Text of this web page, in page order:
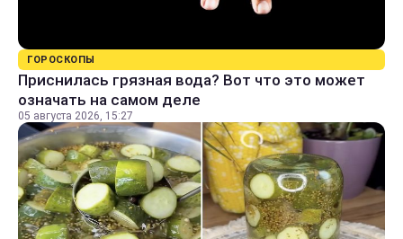
ГОРОСКОПЫ
Приснилась грязная вода? Вот что это может
означать на самом деле
05 августа 2026, 15:27